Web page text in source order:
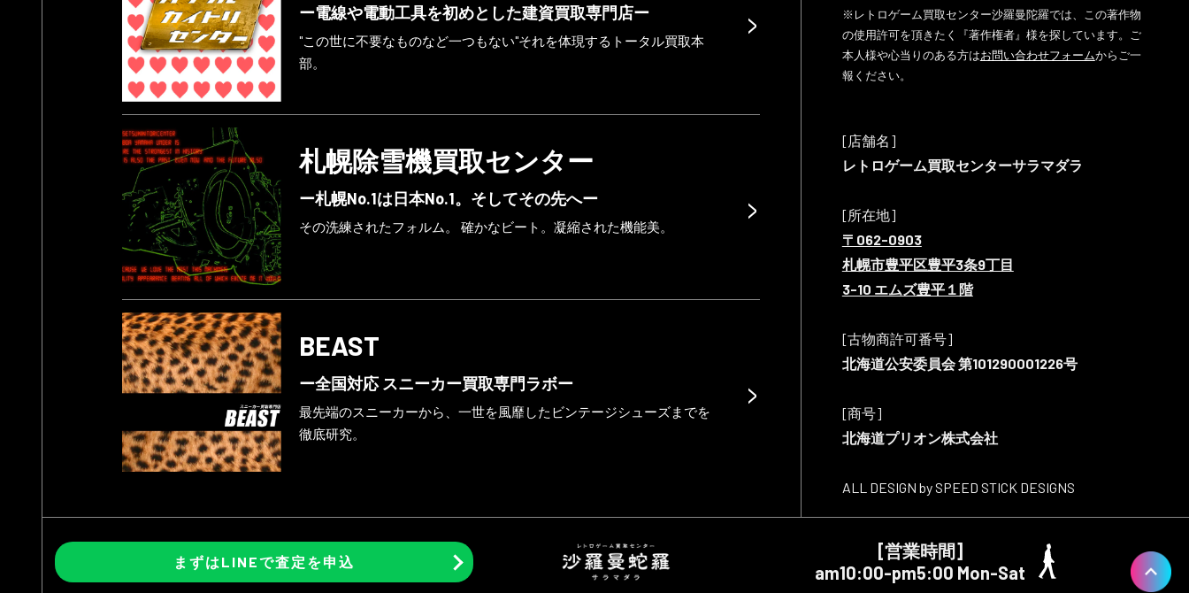
>
ー電線や電動工具を初めとした建資買取専門店ー
"この世に不要なものなど一つもない"それを体現するトータル買取本
部。
>
札幌除雪機買取センター
ー札幌No.1は日本No.1。そしてその先へー
その洗練されたフォルム。 確かなビート。凝縮された機能美。
>
BEAST
ー全国対応 スニーカー買取専門ラボー
最先端のスニーカーから、一世を風靡したビンテージシューズまでを
徹底研究。
※レトロゲーム買取センター沙羅曼陀羅では、この著作物
の使用許可を頂きたく『著作権者』様を探しています。ご
本人様や心当りのある方はお問い合わせフォームからご一
報ください。
[店舗名]
レトロゲーム買取センターサラマダラ
[所在地]
〒062-0903
札幌市豊平区豊平3条9丁目
3-10 エムズ豊平１階
[古物商許可番号]
北海道公安委員会 第101290001226号
[商号]
北海道プリオン株式会社
ALL DESIGN by SPEED STICK DESIGNS
まずはLINEで査定を申込
[営業時間]
am10:00-pm5:00 Mon-Sat